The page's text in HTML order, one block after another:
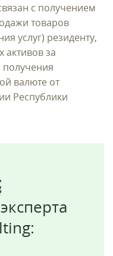
с получением
товаров
услуг) резиденту,
за
валюте от
Республики